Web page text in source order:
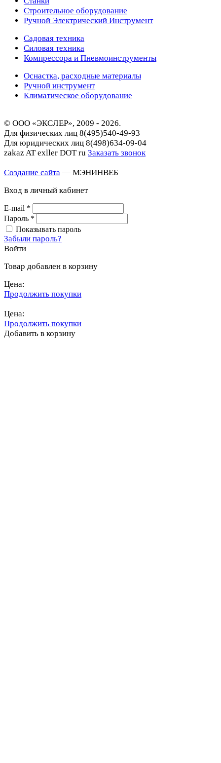
Строительное оборудование
Ручной Электрический Инструмент
Садовая техника
Силовая техника
Компрессора и Пневмоинструменты
Оснастка, расходные материалы
Ручной инструмент
Климатическое оборудование
© ООО «ЭКСЛЕР», 2009 - 2026.
Для физических лиц 8(495)540-49-93
Для юридических лиц 8(498)634-09-04
zakaz AT exller DOT ru Заказать звонок
Создание сайта — МЭНИНВЕБ
Вход в личный кабинет
E-mail *
Пароль *
Показывать пароль
Забыли пароль?
Войти
Товар добавлен в корзину
Цена:
Продолжить покупки
Цена:
Продолжить покупки
Добавить в корзину